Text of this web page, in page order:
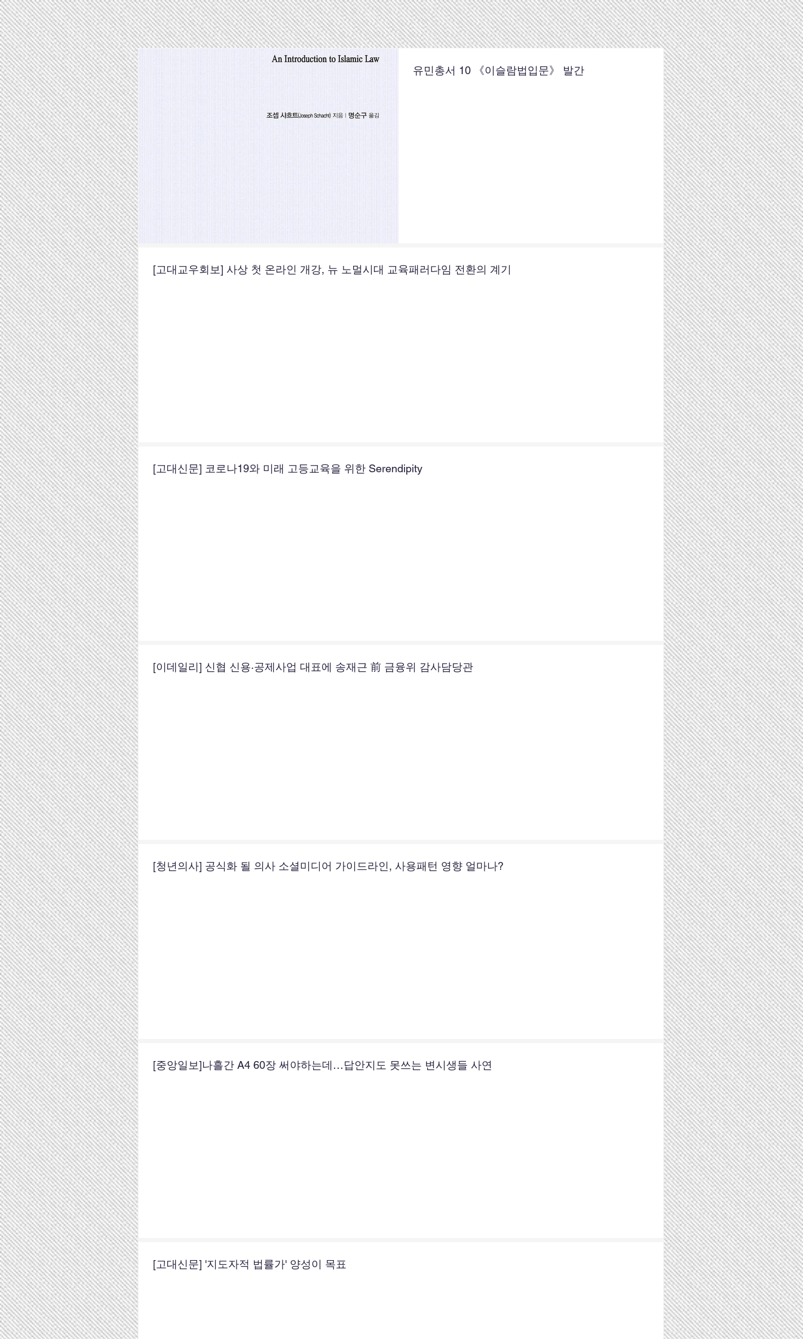
유민총서 10 《이슬람법입문》 발간
[고대교우회보] 사상 첫 온라인 개강, 뉴 노멀시대 교육패러다임 전환의 계기
[고대신문] 코로나19와 미래 고등교육을 위한 Serendipity
[이데일리] 신협 신용·공제사업 대표에 송재근 前 금융위 감사담당관
[청년의사] 공식화 될 의사 소셜미디어 가이드라인, 사용패턴 영향 얼마나?
[중앙일보]나흘간 A4 60장 써야하는데…답안지도 못쓰는 변시생들 사연
[고대신문] '지도자적 법률가' 양성이 목표